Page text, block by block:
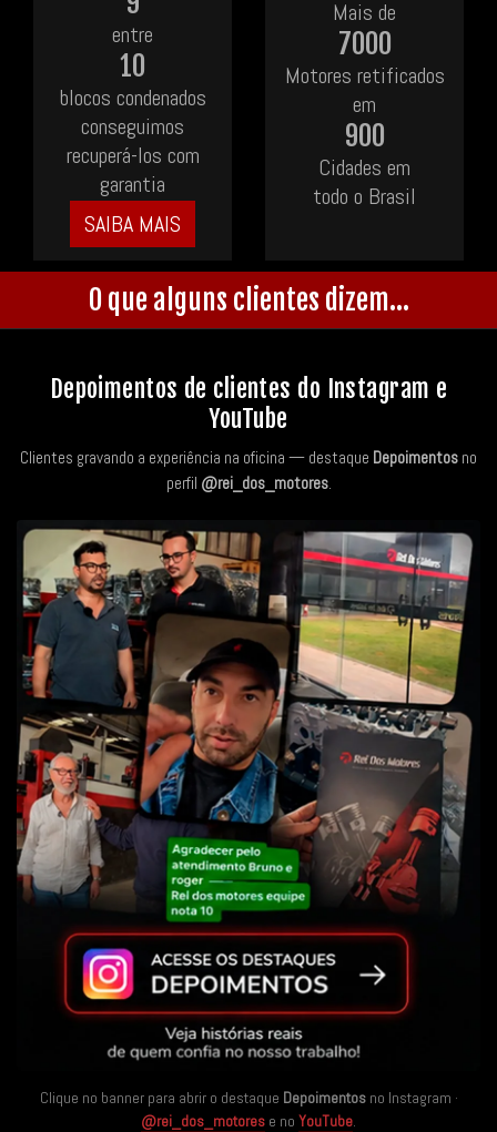
entre
10
blocos condenados
conseguimos
recuperá-los com
garantia
SAIBA MAIS
Mais de
7000
Motores retificados
em
900
Cidades em
todo o Brasil
O que alguns clientes dizem...
Depoimentos de clientes do Instagram e
YouTube
Clientes gravando a experiência na oficina — destaque Depoimentos no
perfil @rei_dos_motores.
Clique no banner para abrir o destaque Depoimentosno Instagram ·
@rei_dos_motores e no YouTube.